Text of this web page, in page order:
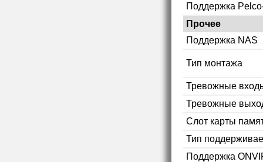
Поддержка
Прочее
Поддержка NAS
Тип монтажа
Тревожные
Тревожные
Слот карты
Тип
Поддержка